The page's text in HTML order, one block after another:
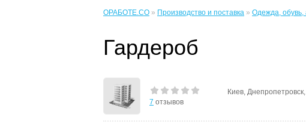
ОРАБОТЕ.CO » Производство и поставка » Одежда, обувь,
Гардероб
7 отзывов
Киев,